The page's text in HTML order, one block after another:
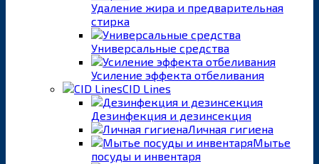
Удаление жира и предварительная
стирка
Универсальные средства
Усиление эффекта отбеливания
CID Lines
Дезинфекция и дезинсекция
Личная гигиена
Мытье
посуды и инвентаря